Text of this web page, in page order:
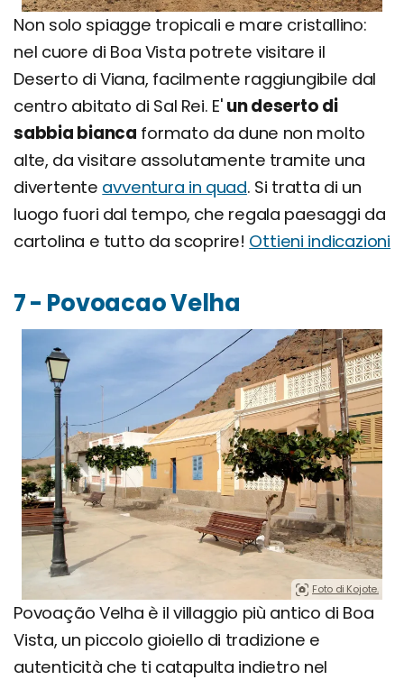
Non solo spiagge tropicali e mare cristallino:
nel cuore di Boa Vista potrete visitare il
Deserto di Viana, facilmente raggiungibile dal
centro abitato di Sal Rei. E' un deserto di
sabbia bianca formato da dune non molto
alte, da visitare assolutamente tramite una
divertente avventura in quad. Si tratta di un
luogo fuori dal tempo, che regala paesaggi da
cartolina e tutto da scoprire! Ottieni indicazioni
7 - Povoacao Velha
Foto di Kojote.
Povoação Velha è il villaggio più antico di Boa
Vista, un piccolo gioiello di tradizione e
autenticità che ti catapulta indietro nel